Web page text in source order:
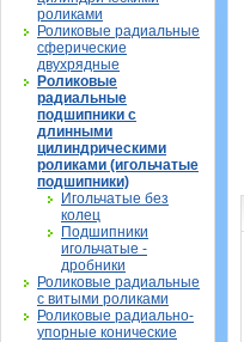
роликами
Роликовые радиальные
сферические
двухрядные
Роликовые
радиальные
подшипники с
длинными
цилиндрическими
роликами (игольчатые
подшипники)
Игольчатые без
колец
Подшипники
игольчатые -
дробники
Роликовые радиальные
с витыми роликами
Роликовые радиально-
упорные конические